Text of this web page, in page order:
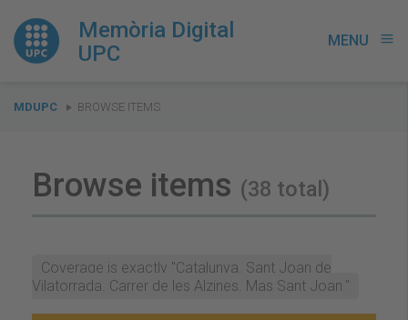
Memòria Digital
UPC
MENU menu
You
MDUPC BROWSE ITEMS
Browse items (38 total)
Coverage is exactly "Catalunya. Sant Joan de
Vilatorrada. Carrer de les Alzines. Mas Sant Joan."